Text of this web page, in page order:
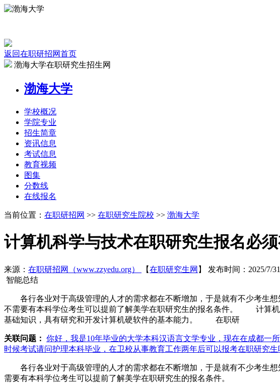
返回在职研招网首页
渤海大学在职研究生招生网
渤海大学
学校概况
学院专业
招生简章
资讯信息
考试信息
教育视频
图集
分数线
在线报名
当前位置： 在职研招网 >> 在职研究生院校 >> 渤海大学
计算机科学与技术在职研究生报名必
来源： 在职研招网（www.zzyedu.org） 【在职研究生网 】
发布时间：2025/7/
智能总结
各行各业对于高级管理的人才的需求都在不断增加，于是就有不少考生想
不需要有本科学位考生可以提前了解美学在职研究生的报名条件。 计算机
基础知识，具有研究和开发计算机硬软件的基本能力。 在职研
关联问题： 你好，我是10年毕业的大学本科汉语言文学专业，现在在成都一
时候考试请问护理本科毕业，在卫校从事教育工作两年后可以报考在职研究生
各行各业对于高级管理的人才的需求都在不断增加，于是就有不少考生想
需要有本科学位考生可以提前了解美学在职研究生的报名条件。